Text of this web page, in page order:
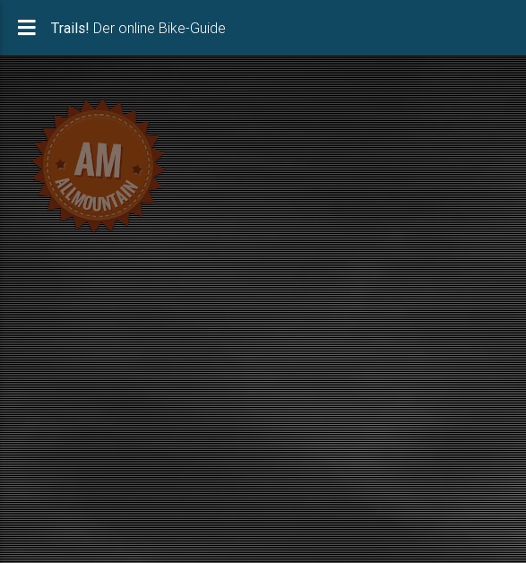
Trails! Der online Bike-Guide
Trails! Der online Bike-Guide